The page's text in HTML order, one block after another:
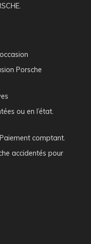
Porsche
ou en l’état.
comptant.
accidentés pour